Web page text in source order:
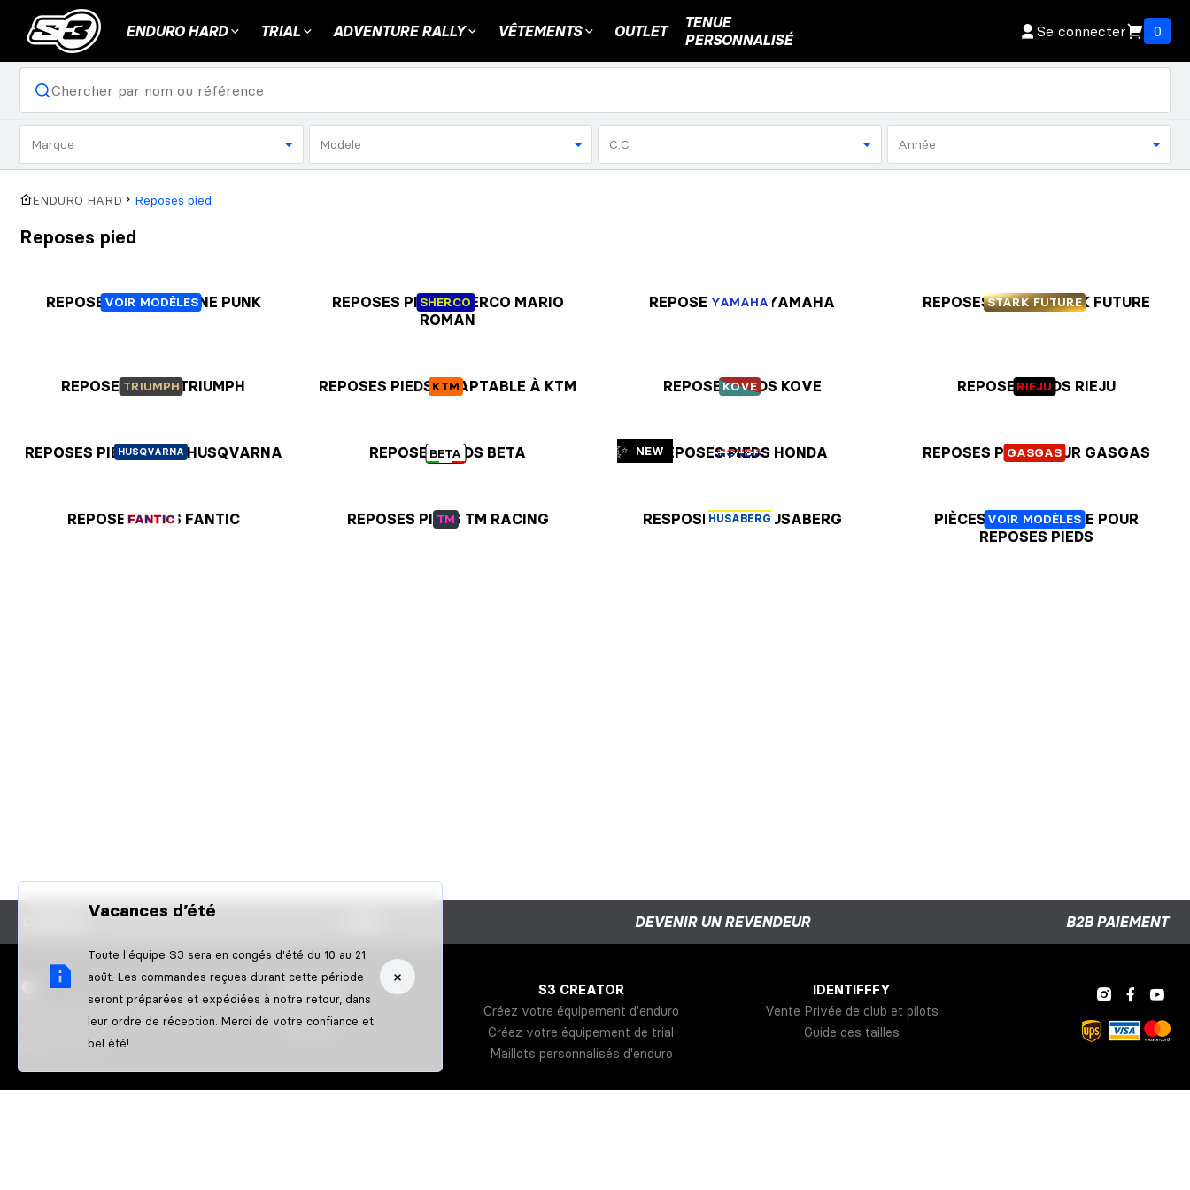
Vacances d’été
Toute l'équipe S3 sera en congés d'été du 10 au 21
août. Les commandes reçues durant cette période
seront préparées et expédiées à notre retour, dans
leur ordre de réception. Merci de votre confiance et
bel été!
×
ENDURO HARD TRIAL ADVENTURE RALLY VÊTEMENTS OUTLET
TENUE
PERSONNALISÉ
Se connecter 0
Marque Modele C.C Année
ENDURO HARD Reposes pied
Reposes pied
VOIR MODÈLES
REPOSES PIEDS TITANE PUNK SHERCO
REPOSES PIEDS SHERCO MARIO
ROMAN
YAMAHA
REPOSES PIEDS YAMAHA STARK FUTURE
REPOSES PIEDS STARK FUTURE
TRIUMPH
REPOSES PIEDS TRIUMPH KTM
REPOSES PIEDS ADAPTABLE À KTM KOVE
REPOSES PIEDS KOVE RIEJU
REPOSES PIEDS RIEJU
HUSQVARNA
REPOSES PIEDS POUR HUSQVARNA BETA
REPOSES PIEDS BETA ✨ NEW HONDA
REPOSES PIEDS HONDA GASGAS
REPOSES PIEDS POUR GASGAS
FANTIC
REPOSES PIEDS FANTIC TM
REPOSES PIEDS TM RACING HUSABERG
RESPOSE PIEDS HUSABERG VOIR MODÈLES
PIÈCES DE RECHANGE POUR
REPOSES PIEDS
DEVENIR UN REVENDEUR B2B PAIEMENT
Poligon Pla de l'Illa / Nau Nº10
17242 QUART
GIRONA-SPAIN
S3 CREATOR
Créez votre équipement d'enduro
Créez votre équipement de trial
Maillots personnalisés d'enduro
IDENTIFFFY
Vente Privée de club et pilots
Guide des tailles